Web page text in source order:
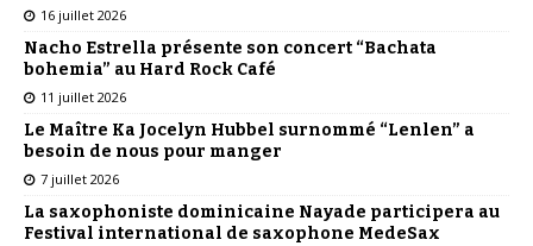
16 juillet 2026
Nacho Estrella présente son concert “Bachata
bohemia” au Hard Rock Café
11 juillet 2026
Le Maître Ka Jocelyn Hubbel surnommé “Lenlen” a
besoin de nous pour manger
7 juillet 2026
La saxophoniste dominicaine Nayade participera au
Festival international de saxophone MedeSax